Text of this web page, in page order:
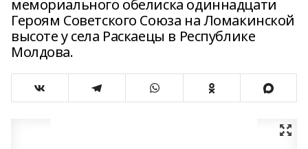
мемориального обелиска одиннадцати
Героям Советского Союза на Ломакинской
высоте у села Раскаецы в Республике
Молдова.